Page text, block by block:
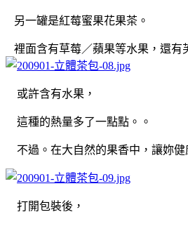
另一罐是紅莓蜜果花果茶。
裡面含有草莓／蘋果等水果，還有
或許含有水果，
這種的熱量多了一點點。。
不過。在大自然的果香中，讓妳健
打開包裝後，